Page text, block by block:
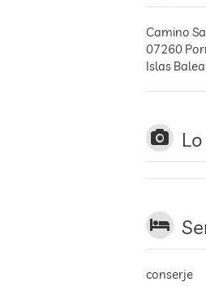
Camino
07260
Islas
conserje